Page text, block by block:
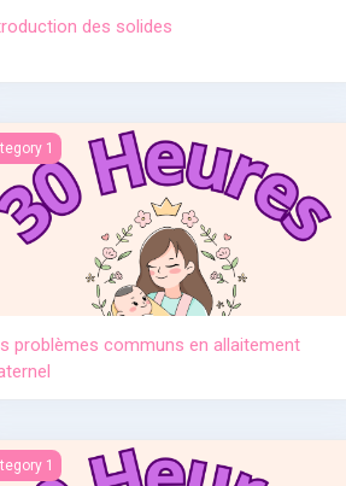
des solides
Pr Djamil Lebane
problèmes communs en allaitement
1
problèmes communs en allaitement
partum
1